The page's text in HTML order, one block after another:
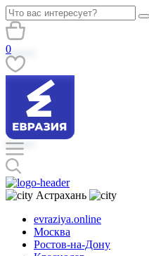
0
Астрахань
evraziya.online
Москва
Ростов-на-Дону